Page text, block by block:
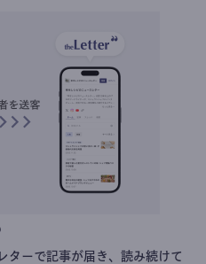
ターで記事が届き、読み続けて